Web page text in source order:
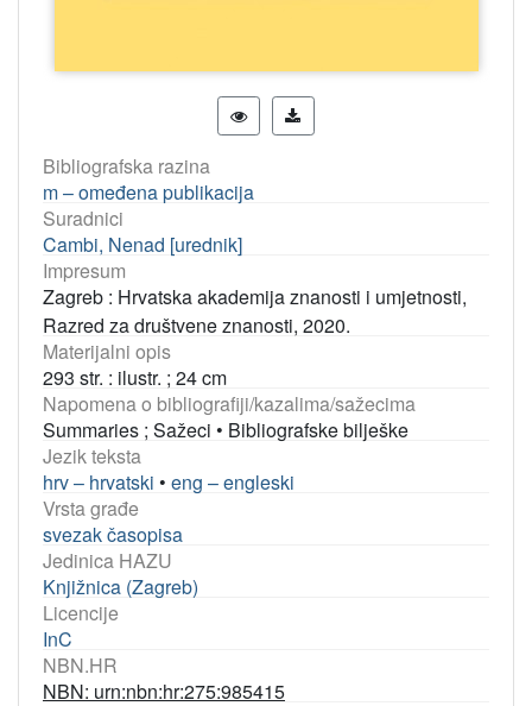
Bibliografska razina
m – omeđena publikacija
Suradnici
Cambi, Nenad [urednik]
Impresum
Zagreb : Hrvatska akademija znanosti i umjetnosti,
Razred za društvene znanosti, 2020.
Materijalni opis
293 str. : ilustr. ; 24 cm
Napomena o bibliografiji/kazalima/sažecima
Summaries ; Sažeci • Bibliografske bilješke
Jezik teksta
hrv – hrvatski • eng – engleski
Vrsta građe
svezak časopisa
Jedinica HAZU
Knjižnica (Zagreb)
Licencije
InC
NBN.HR
NBN: urn:nbn:hr:275:985415